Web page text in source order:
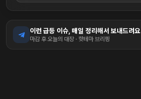
이런 급등 이슈, 매일 정리해서 보내드려요
마감 후 오늘의 대장 · 핫테마 브리핑